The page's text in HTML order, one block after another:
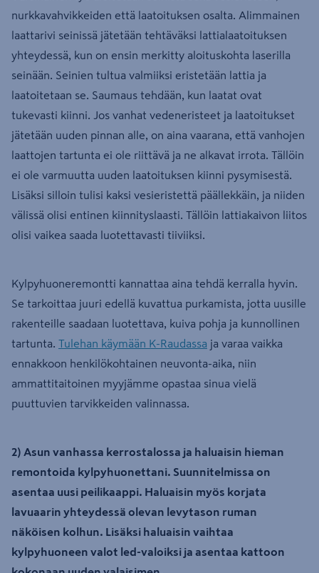
nurkkavahvikkeiden että laatoituksen osalta. Alimmainen
laattarivi seinissä jätetään tehtäväksi lattialaatoituksen
yhteydessä, kun on ensin merkitty aloituskohta laserilla
seinään. Seinien tultua valmiiksi eristetään lattia ja
laatoitetaan se. Saumaus tehdään, kun laatat ovat
tukevasti kiinni. Jos vanhat vedeneristeet ja laatoitukset
jätetään uuden pinnan alle, on aina vaarana, että vanhojen
laattojen tartunta ei ole riittävä ja ne alkavat irrota. Tällöin
ei ole varmuutta uuden laatoituksen kiinni pysymisestä.
Lisäksi silloin tulisi kaksi vesieristettä päällekkäin, ja niiden
välissä olisi entinen kiinnityslaasti. Tällöin lattiakaivon liitos
olisi vaikea saada luotettavasti tiiviiksi.
Kylpyhuoneremontti kannattaa aina tehdä kerralla hyvin.
Se tarkoittaa juuri edellä kuvattua purkamista, jotta uusille
rakenteille saadaan luotettava, kuiva pohja ja kunnollinen
tartunta. Tulehan käymään K-Raudassa ja varaa vaikka
ennakkoon henkilökohtainen neuvonta-aika, niin
ammattitaitoinen myyjämme opastaa sinua vielä
puuttuvien tarvikkeiden valinnassa.
2) Asun vanhassa kerrostalossa ja haluaisin hieman
remontoida kylpyhuonettani. Suunnitelmissa on
asentaa uusi peilikaappi. Haluaisin myös korjata
lavuaarin yhteydessä olevan levytason ruman
näköisen kolhun. Lisäksi haluaisin vaihtaa
kylpyhuoneen valot led-valoiksi ja asentaa kattoon